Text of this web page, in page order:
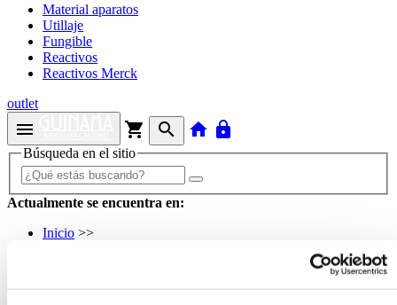
Material aparatos
Utillaje
Fungible
Reactivos
Reactivos Merck
outlet
menu shopping_cart search home lock
Búsqueda en el sitio
Actualmente se encuentra en:
Inicio >>
Ficha de producto